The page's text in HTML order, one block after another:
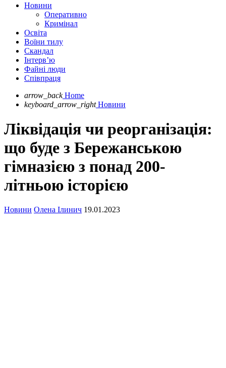
Новини
Оперативно
Кримінал
Освіта
Воїни тилу
Скандал
Інтерв’ю
Файні люди
Співпраця
arrow_back Home
keyboard_arrow_right Новини
Ліквідація чи реорганізація:
що буде з Бережанською
гімназією з понад 200-
літньою історією
Новини Олена Ілинич 19.01.2023